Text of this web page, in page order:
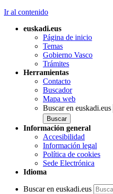
Ir al contenido
euskadi.eus
Página de inicio
Temas
Gobierno Vasco
Trámites
Herramientas
Contacto
Buscador
Mapa web
Buscar en euskadi.eus
Información general
Accesibilidad
Información legal
Política de cookies
Sede Electrónica
Idioma
Buscar en euskadi.eus